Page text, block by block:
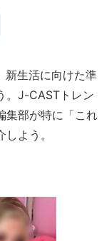
新生活に向けた準
。J-CASTトレン
集部が特に「これ
よう。